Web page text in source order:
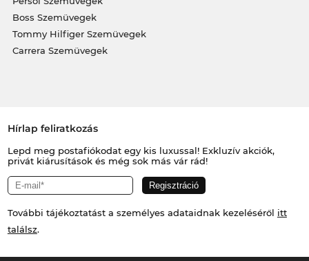
Boss Szemüvegek
Tommy Hilfiger Szemüvegek
Carrera Szemüvegek
Hírlap feliratkozás
Lepd meg postafiókodat egy kis luxussal! Exkluzív akciók,
privát kiárusítások és még sok más vár rád!
További tájékoztatást a személyes adataidnak kezeléséről itt
találsz.